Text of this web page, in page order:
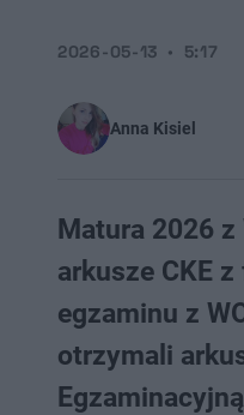
Anna Kisiel
2026-05-13 5:17
Matura 2026
arkusze CKE
egzaminu z
otrzymali